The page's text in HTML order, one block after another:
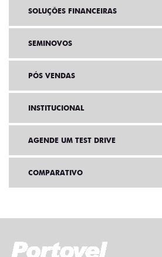
SOLUÇÕES FINANCEIRAS
SEMINOVOS
PÓS VENDAS
INSTITUCIONAL
AGENDE UM TEST DRIVE
COMPARATIVO